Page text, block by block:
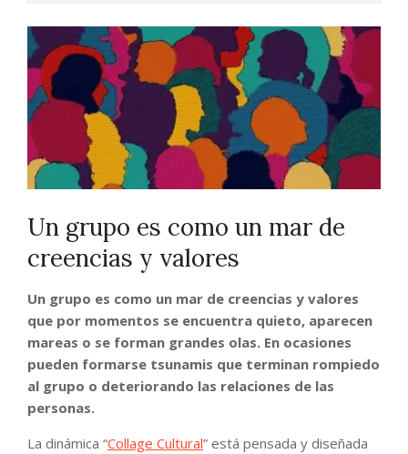
Un grupo es como un mar de
creencias y valores
Un grupo es como un mar de creencias y valores
que por momentos se encuentra quieto, aparecen
mareas o se forman grandes olas. En ocasiones
pueden formarse tsunamis que terminan rompiedo
al grupo o deteriorando las relaciones de las
personas.
La dinámica “Collage Cultural” está pensada y diseñada